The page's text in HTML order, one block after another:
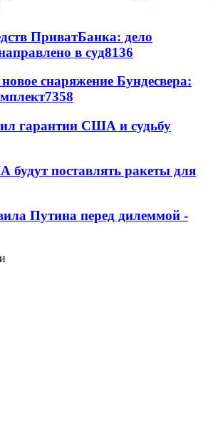
ПриватБанка: дело
в суд8136
снаряжение Бундесвера:
7358
гарантии США и судьбу
будут поставлять ракеты для
Путина перед дилеммой -